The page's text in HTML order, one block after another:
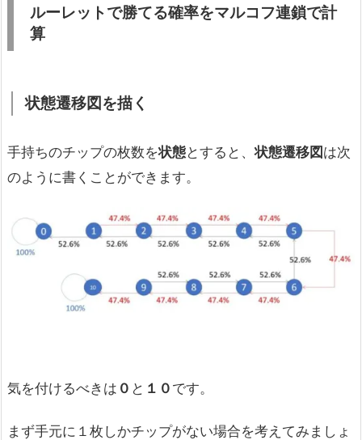
ルーレットで勝てる確率をマルコフ連鎖で計
算
状態遷移図を描く
手持ちのチップの枚数を状態とすると、状態遷移図は次
のように書くことができます。
気を付けるべきは ０ と １０ です。
まず手元に１枚しかチップがない場合を考えてみましょ